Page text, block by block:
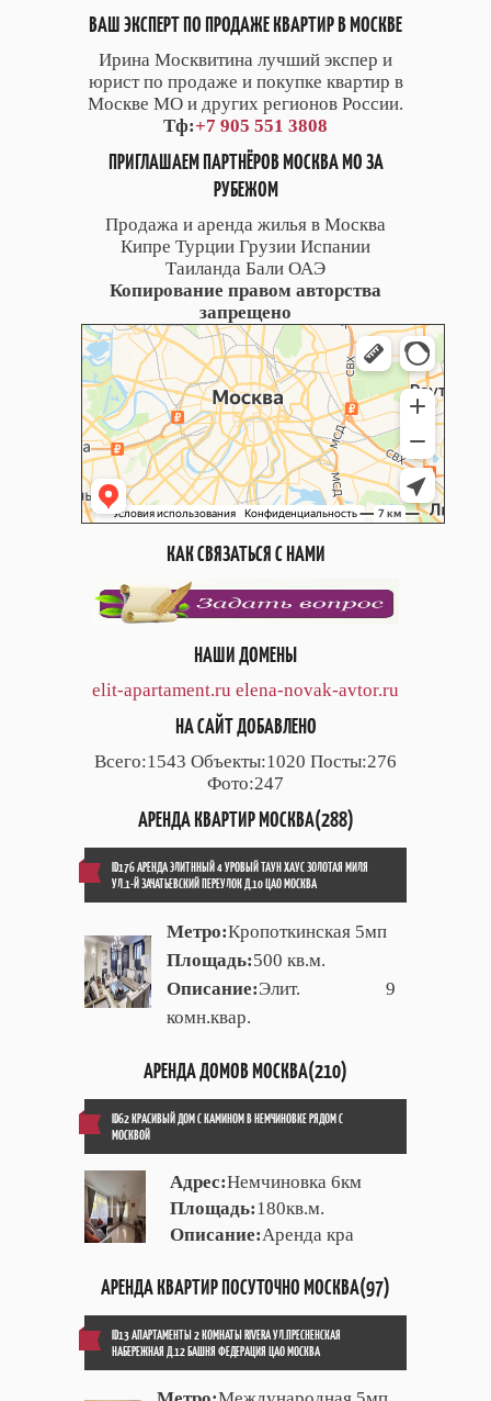
ВАШ ЭКСПЕРТ ПО ПРОДАЖЕ КВАРТИР В МОСКВЕ
Ирина Москвитина лучший экспер и
юрист по продаже и покупке квартир в
Москве МО и других регионов России.
Тф:+7 905 551 3808
ПРИГЛАШАЕМ ПАРТНЁРОВ МОСКВА МО ЗА
РУБЕЖОМ
Продажа и аренда жилья в Москва
Кипре Турции Грузии Испании
Таиланда Бали ОАЭ
Копирование правом авторства
запрещено
КАК СВЯЗАТЬСЯ С НАМИ
НАШИ ДОМЕНЫ
elit-apartament.ru elena-novak-avtor.ru
НА САЙТ ДОБАВЛЕНО
Всего:1543 Объекты:1020 Посты:276
Фото:247
АРЕНДА КВАРТИР МОСКВА(288)
ID176 АРЕНДА ЭЛИТННЫЙ 4 УРОВЫЙ ТАУН ХАУС ЗОЛОТАЯ МИЛЯ
УЛ.1-Й ЗАЧАТЬЕВСКИЙ ПЕРЕУЛОК Д.10 ЦАО МОСКВА
Метро:Кропоткинская 5мп
Площадь:500 кв.м.
Описание:Элит. 9
комн.квар.
АРЕНДА ДОМОВ МОСКВА(210)
ID62 КРАСИВЫЙ ДОМ С КАМИНОМ В НЕМЧИНОВКЕ РЯДОМ С
МОСКВОЙ
Адрес:Немчиновка 6км
Площадь:180кв.м.
Описание:Аренда кра
АРЕНДА КВАРТИР ПОСУТОЧНО МОСКВА(97)
ID13 АПАРТАМЕНТЫ 2 КОМНАТЫ RIVERA УЛ.ПРЕСНЕНСКАЯ
НАБЕРЕЖНАЯ Д.12 БАШНЯ ФЕДЕРАЦИЯ ЦАО МОСКВА